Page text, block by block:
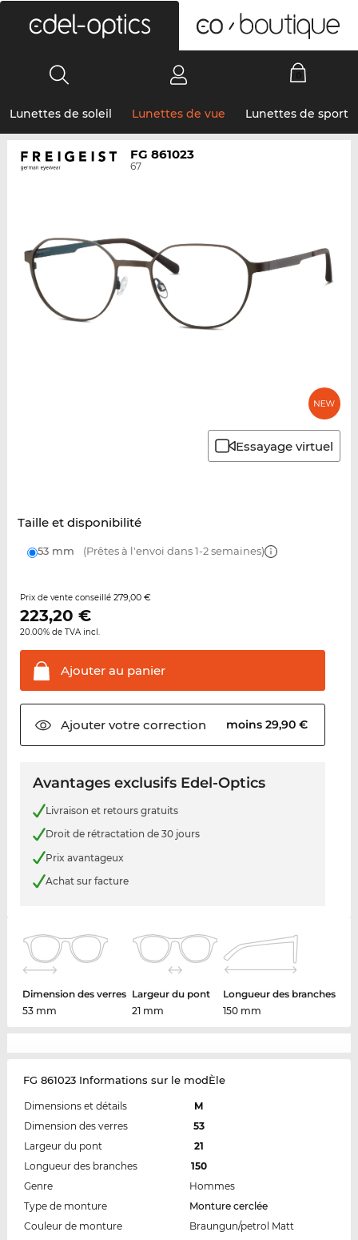
Lunettes de soleil Lunettes de vue Lunettes de sport
FG 861023
67
Essayage virtuel
Taille et disponibilité
53 mm (Prêtes à l'envoi dans 1-2 semaines)
Prix de vente conseillé 279,00 €
223,20 €
20.00% de TVA incl.
Ajouter au panier
Ajouter votrecorrection moins 29,90 €
Avantages exclusifs Edel-Optics
Livraison et retours gratuits
Droit de rétractation de 30 jours
Prix avantageux
Achat sur facture
Dimension des verres
53 mm
Largeur du pont
21 mm
Longueur des branches
150 mm
FG 861023 Informations sur le modÈle
Dimensions et détails
M
Dimension des verres
53
Largeur du pont
21
Longueur des branches
150
Genre
Hommes
Type de monture
Monture cerclée
Couleur de monture
Braungun/petrol Matt